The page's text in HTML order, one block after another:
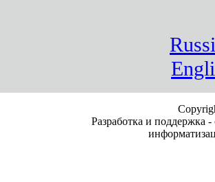
Разработка и поддержка